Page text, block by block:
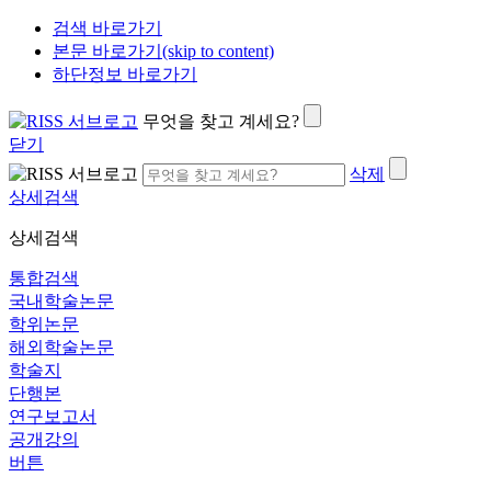
검색 바로가기
본문 바로가기(skip to content)
하단정보 바로가기
무엇을 찾고 계세요?
닫기
삭제
상세검색
상세검색
통합검색
국내학술논문
학위논문
해외학술논문
학술지
단행본
연구보고서
공개강의
버튼